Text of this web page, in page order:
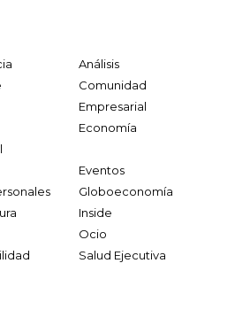
Análisis
Comunidad
Empresarial
Economía
Eventos
Globoeconomía
Inside
Ocio
Salud Ejecutiva